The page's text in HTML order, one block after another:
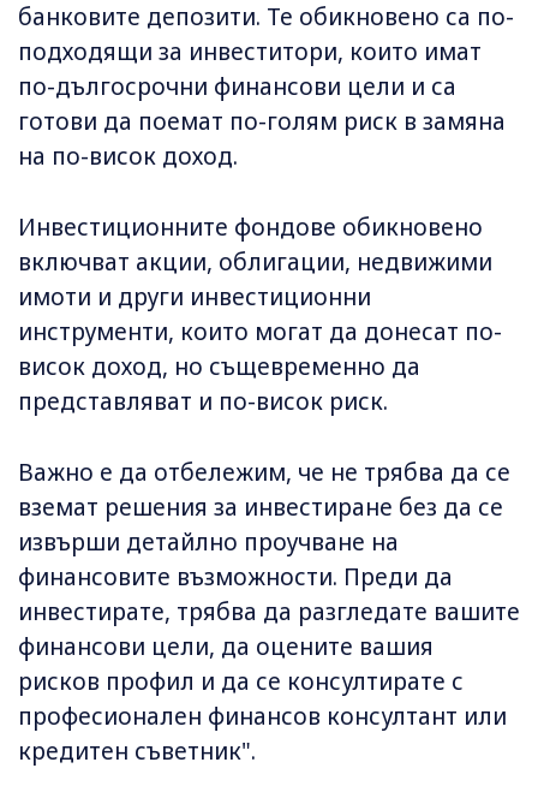
банковите депозити. Те обикновено са по-
подходящи за инвеститори, които имат
по-дългосрочни финансови цели и са
готови да поемат по-голям риск в замяна
на по-висок доход.
Инвестиционните фондове обикновено
включват акции, облигации, недвижими
имоти и други инвестиционни
инструменти, които могат да донесат по-
висок доход, но същевременно да
представляват и по-висок риск.
Важно е да отбележим, че не трябва да се
вземат решения за инвестиране без да се
извърши детайлно проучване на
финансовите възможности. Преди да
инвестирате, трябва да разгледате вашите
финансови цели, да оцените вашия
рисков профил и да се консултирате с
професионален финансов консултант или
кредитен съветник".